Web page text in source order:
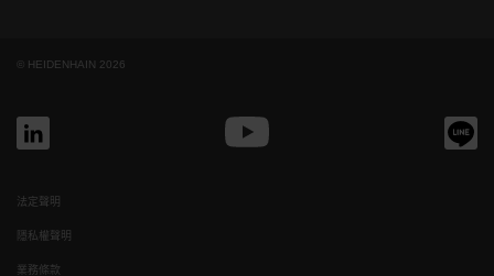
© HEIDENHAIN 2026
法定聲明
隱私權聲明
業務條款